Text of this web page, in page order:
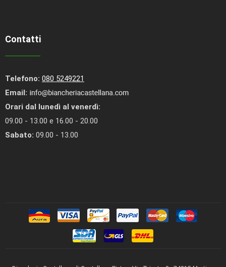
Contatti
Telefono: 080 5249221
Email:
Orari dal lunedì al venerdì:
09.00 - 13.00 e 16.00 - 20.00
Sabato: 09.00 - 13.00